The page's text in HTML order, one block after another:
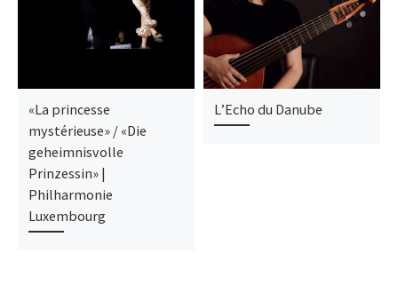
«La princesse
mystérieuse» / «Die
geheimnisvolle
Prinzessin» |
Philharmonie
Luxembourg
L’Echo du Danube